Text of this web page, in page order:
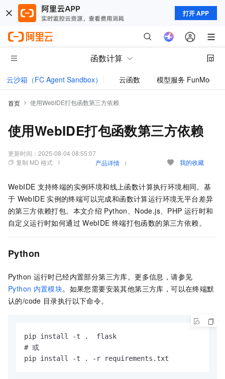
打开 APP
函数计算
云沙箱（FC Agent Sandbox） 云函数 模型服务 FunModel
首页 使用WebIDE打包函数第三方依赖
使用WebIDE打包函数第三方依赖
更新时间： 2025-08-04 08:55:07
复制 MD 格式
产品详情 我的收藏
WebIDE 支持终端的实例环境和线上函数计算执行环境相同。基
于 WebIDE 实例的终端可以完成和函数计算运行环境无平台差异
的第三方依赖打包。本文介绍 Python、Node.js、PHP 运行时和
自定义运行时如何通过 WebIDE 终端打包函数的第三方依赖。
Python
Python 运行时已经内置部分第三方库。更多信息，请参见
Python 内置模块。如果您需要安装其他第三方库，可以在终端默
认的/code 目录执行以下命令。
pip install -t .  flask
# 或
pip install -t . -r requirements.txt